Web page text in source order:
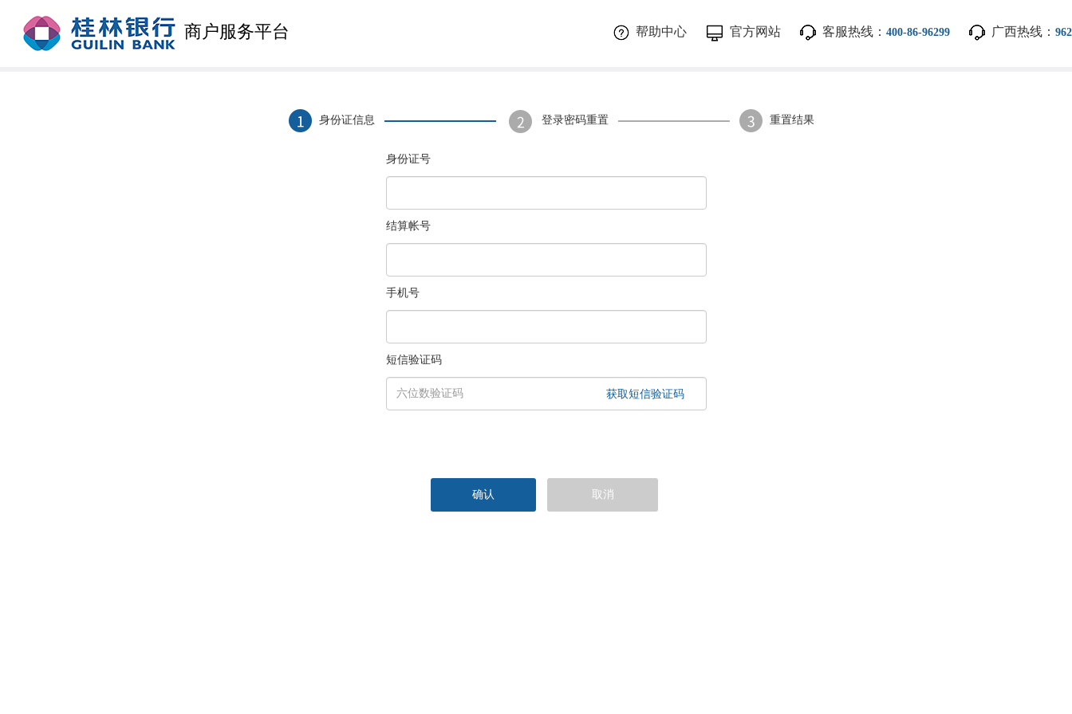
商户服务平台 帮助中心 官方网站 客服热线： 400-86-96299 广西热线：
身份证信息 登录密码重置 重置结果
身份证号
结算帐号
手机号
短信验证码
确认 取消